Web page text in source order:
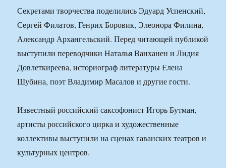
Секретами творчества поделились Эдуард Успенский,
Сергей Филатов, Генрих Боровик, Элеонора Филина,
Александр Архангельский. Перед читающей публикой
выступили переводчики Наталья Ванханен и Лидия
Довлеткиреева, историограф литературы Елена
Шубина, поэт Владимир Масалов и другие гости.
Известный российский саксофонист Игорь Бутман,
артисты российского цирка и художественные
коллективы выступили на сценах гаванских театров и
культурных центров.